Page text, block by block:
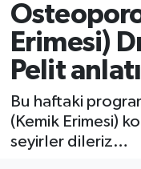
Erimesi)
Pelit
Bu haftaki
(Kemik Erimesi)
seyirler dileriz…